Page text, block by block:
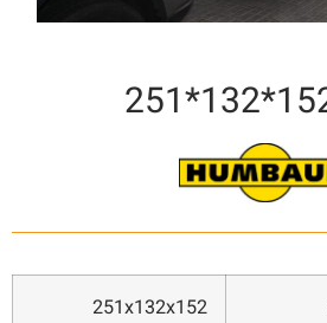
251x132x152